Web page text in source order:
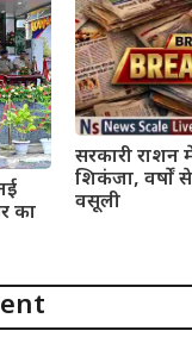
का
सरकारी राशन
शिकंजा, वर्षों
वसूली